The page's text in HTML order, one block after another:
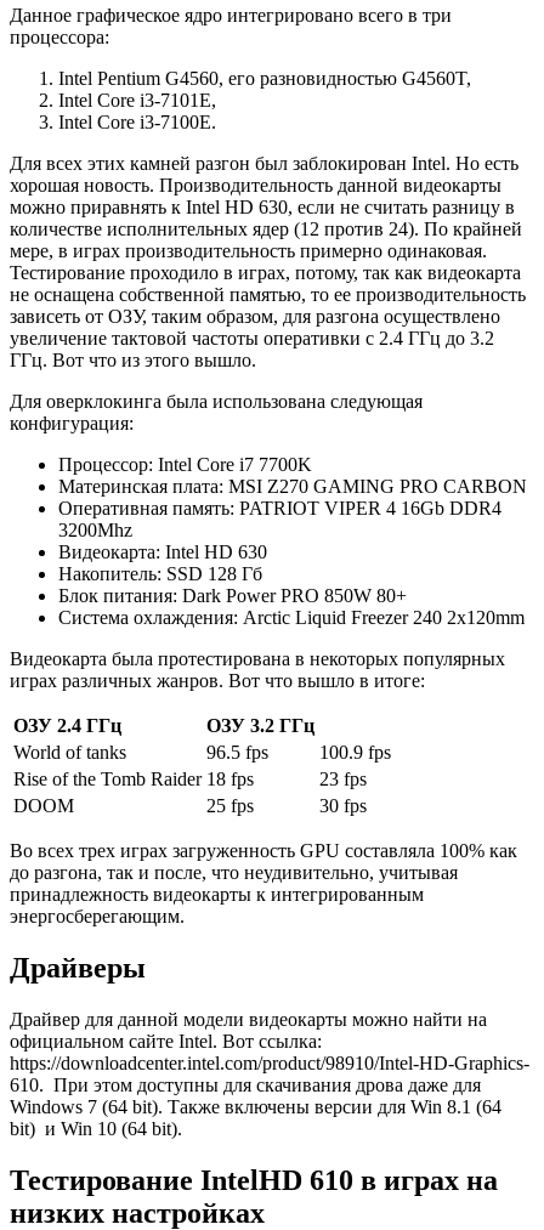
Данное графическое ядро интегрировано всего в три
процессора:
Intel Pentium G4560, его разновидностью G4560T,
Intel Core i3-7101E,
Intel Core i3-7100E.
Для всех этих камней разгон был заблокирован Intel. Но есть
хорошая новость. Производительность данной видеокарты
можно приравнять к Intel HD 630, если не считать разницу в
количестве исполнительных ядер (12 против 24). По крайней
мере, в играх производительность примерно одинаковая.
Тестирование проходило в играх, потому, так как видеокарта
не оснащена собственной памятью, то ее производительность
зависеть от ОЗУ, таким образом, для разгона осуществлено
увеличение тактовой частоты оперативки с 2.4 ГГц до 3.2
ГГц. Вот что из этого вышло.
Для оверклокинга была использована следующая
конфигурация:
Процессор: Intel Core i7 7700K
Материнская плата: MSI Z270 GAMING PRO CARBON
Оперативная память: PATRIOT VIPER 4 16Gb DDR4
3200Mhz
Видеокарта: Intel HD 630
Накопитель: SSD 128 Гб
Блок питания: Dark Power PRO 850W 80+
Система охлаждения: Arctic Liquid Freezer 240 2x120mm
Видеокарта была протестирована в некоторых популярных
играх различных жанров. Вот что вышло в итоге:
ОЗУ 2.4 ГГц
ОЗУ 3.2 ГГц
World of tanks
96.5 fps
100.9 fps
Rise of the Tomb Raider 18 fps
23 fps
DOOM
25 fps 30 fps
Во всех трех играх загруженность GPU составляла 100% как
до разгона, так и после, что неудивительно, учитывая
принадлежность видеокарты к интегрированным
энергосберегающим.
Драйверы
Драйвер для данной модели видеокарты можно найти на
официальном сайте Intel. Вот ссылка:
https://downloadcenter.intel.com/product/98910/Intel-HD-Graphics-
610. При этом доступны для скачивания дрова даже для
Windows 7 (64 bit). Также включены версии для Win 8.1 (64
bit) и Win 10 (64 bit).
Тестирование IntelHD 610 в играх на
низких настройках